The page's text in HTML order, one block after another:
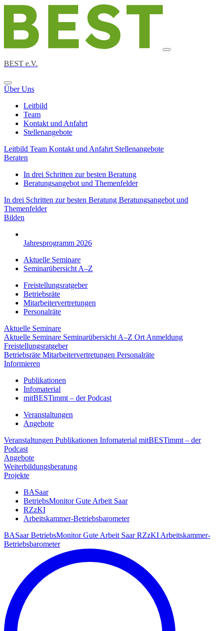
BEST e.V.
Über Uns
Leitbild
Team
Kontakt und Anfahrt
Stellenangebote
Leitbild Team Kontakt und Anfahrt Stellenangebote
Beraten
In drei Schritten zur besten Beratung
Beratungsangebot und Themenfelder
In drei Schritten zur besten Beratung Beratungsangebot und
Themenfelder
Bilden
Jahresprogramm 2026
Aktuelle Seminare
Seminarübersicht A–Z
Freistellungsratgeber
Betriebsräte
Mitarbeitervertretungen
Personalräte
Aktuelle Seminare
Aktuelle Seminare Seminarübersicht A–Z Ort Anmeldung
Freistellungsratgeber
Betriebsräte Mitarbeitervertretungen Personalräte
Informieren
Publikationen
Infomaterial
mitBESTimmt – der Podcast
Veranstaltungen
Angebote
Veranstaltungen Publikationen Infomaterial mitBESTimmt – der
Podcast
Angebote
Weiterbildungsberatung
Projekte
BASaar
BetriebsMonitor Gute Arbeit Saar
RZzKI
Arbeitskammer-Betriebsbarometer
BASaarBetriebsMonitor Gute Arbeit SaarRZzKI Arbeitskammer-
Betriebsbarometer